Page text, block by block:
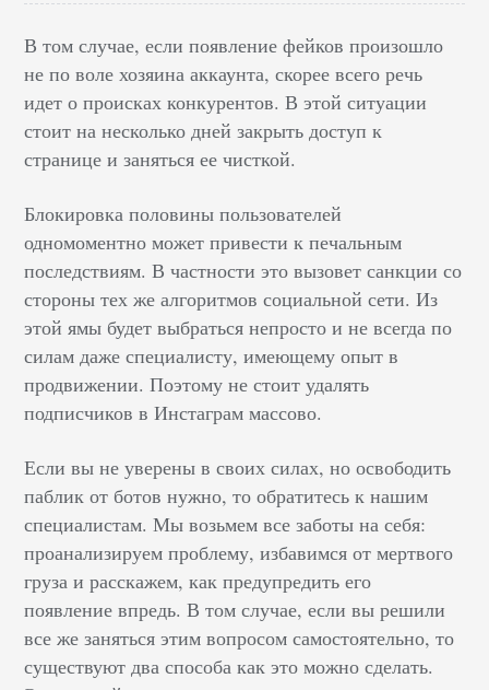
В том случае, если появление фейков произошло
не по воле хозяина аккаунта, скорее всего речь
идет о происках конкурентов. В этой ситуации
стоит на несколько дней закрыть доступ к
странице и заняться ее чисткой.
Блокировка половины пользователей
одномоментно может привести к печальным
последствиям. В частности это вызовет санкции со
стороны тех же алгоритмов социальной сети. Из
этой ямы будет выбраться непросто и не всегда по
силам даже специалисту, имеющему опыт в
продвижении. Поэтому не стоит удалять
подписчиков в Инстаграм массово.
Если вы не уверены в своих силах, но освободить
паблик от ботов нужно, то обратитесь к нашим
специалистам. Мы возьмем все заботы на себя:
проанализируем проблему, избавимся от мертвого
груза и расскажем, как предупредить его
появление впредь. В том случае, если вы решили
все же заняться этим вопросом самостоятельно, то
существуют два способа как это можно сделать.